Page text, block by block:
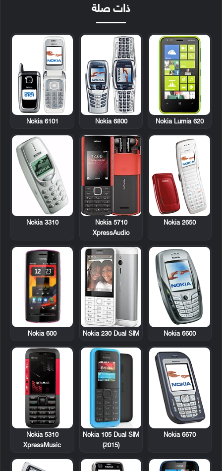
ذات صلة
Nokia Lumia 620
Nokia 6800
Nokia 6101
Nokia 2650
Nokia 5710
XpressAudio
Nokia 3310
Nokia 6600
Nokia 230 Dual SIM
Nokia 600
Nokia 6670
Nokia 105 Dual SIM
(2015)
Nokia 5310
XpressMusic